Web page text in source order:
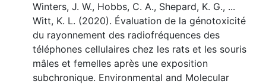
Winters, J. W., Hobbs, C. A., Shepard, K. G., ...
Witt, K. L. (2020). Évaluation de la génotoxicité
du rayonnement des radiofréquences des
téléphones cellulaires chez les rats et les souris
mâles et femelles après une exposition
subchronique. Environmental and Molecular